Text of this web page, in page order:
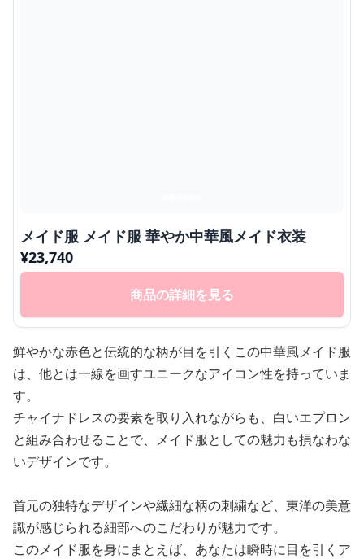
メイド服 メイド服 華やか中華風メイド衣装
¥23,740
商品の詳細を見る
鮮やかな赤色と伝統的な柄が目を引くこの中華風メイド服
は、他とは一線を画すユニークなアイコン性を持っていま
す。
チャイナドレスの要素を取り入れながらも、白いエプロン
と組み合わせることで、メイド服としての魅力も損なわな
いデザインです。
首元の独特なデザインや繊細な柄の刺繍など、東洋の美意
識が感じられる細部へのこだわりが魅力です。
このメイド服を身にまとえば、あなたは瞬時に目を引くア